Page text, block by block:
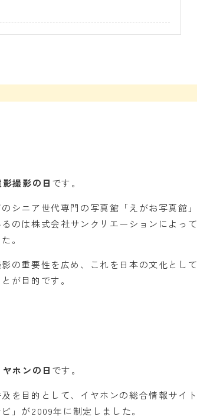
撮影の日 です。
シニア世代専門の写真館「えがお写真館」
のは株式会社サンクリエーションによって
。
の重要性を広め、これを日本の文化として
が目的です。
ホンの日 です。
を目的として、イヤホンの総合情報サイト
ビ」が2009年に制定しました。